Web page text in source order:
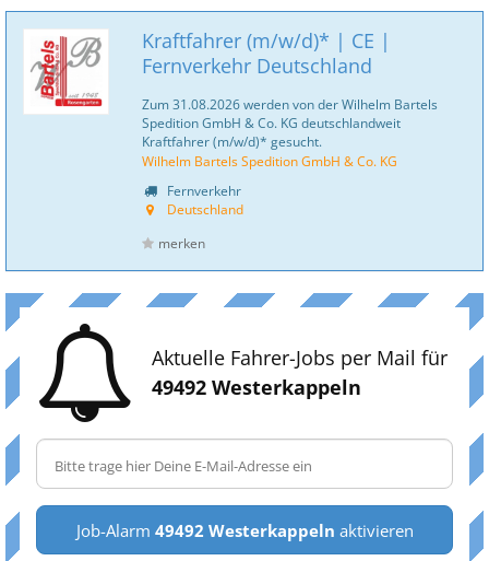
Kraftfahrer (m/w/d)* | CE |
Fernverkehr Deutschland
Zum 31.08.2026 werden von der Wilhelm Bartels
Spedition GmbH & Co. KG deutschlandweit
Kraftfahrer (m/w/d)* gesucht.
Wilhelm Bartels Spedition GmbH & Co. KG
Fernverkehr
Deutschland
merken
Aktuelle Fahrer-Jobs per Mail für
49492 Westerkappeln
Job-Alarm 49492 Westerkappeln aktivieren